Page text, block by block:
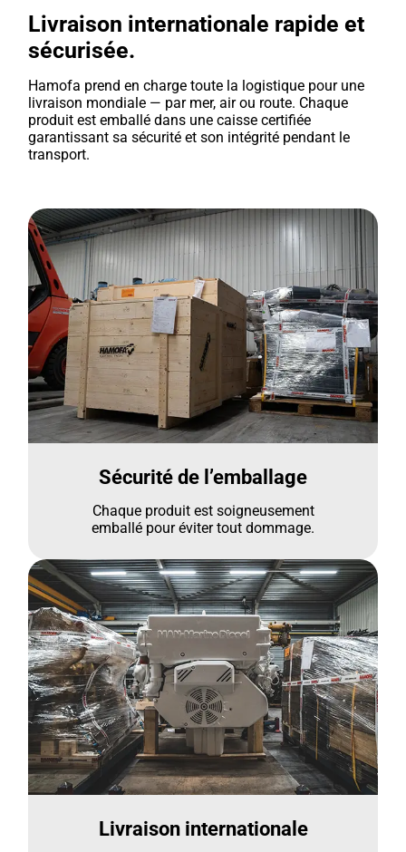
Livraison internationale rapide et
sécurisée.
Hamofa prend en charge toute la logistique pour une
livraison mondiale — par mer, air ou route. Chaque
produit est emballé dans une caisse certifiée
garantissant sa sécurité et son intégrité pendant le
transport.
Sécurité de l’emballage
Chaque produit est soigneusement
emballé pour éviter tout dommage.
Livraison internationale